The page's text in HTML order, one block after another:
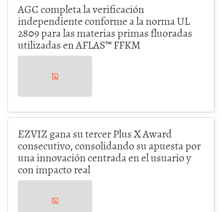
AGC completa la verificación
independiente conforme a la norma UL
2809 para las materias primas fluoradas
utilizadas en AFLAS™ FFKM
EZVIZ gana su tercer Plus X Award
consecutivo, consolidando su apuesta por
una innovación centrada en el usuario y
con impacto real